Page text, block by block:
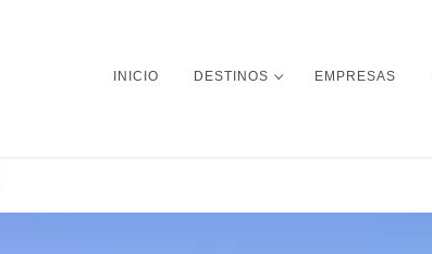
INICIO DESTINOS EMPRESAS